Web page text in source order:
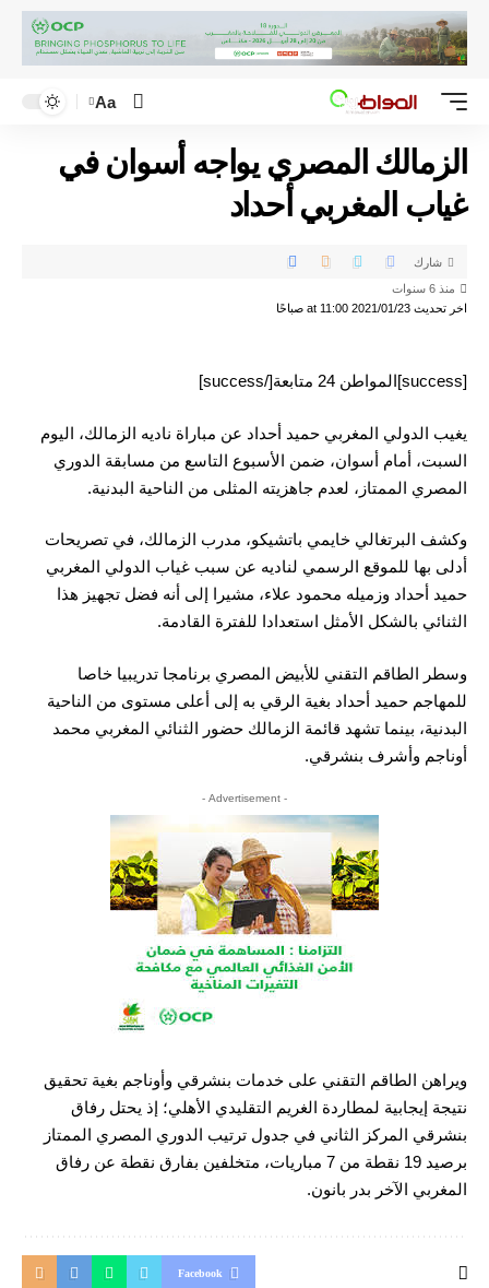
Aa
الزمالك المصري يواجه أسوان في
غياب المغربي أحداد
اخر تحديث 2021/01/23 at 11:00 صباحًا
منذ 6 سنوات
شارك
[success]المواطن 24 متابعة[/success]
يغيب الدولي المغربي حميد أحداد عن مباراة ناديه الزمالك، اليوم
السبت، أمام أسوان، ضمن الأسبوع التاسع من مسابقة الدوري
المصري الممتاز، لعدم جاهزيته المثلى من الناحية البدنية.
وكشف البرتغالي خايمي باتشيكو، مدرب الزمالك، في تصريحات
أدلى بها للموقع الرسمي لناديه عن سبب غياب الدولي المغربي
حميد أحداد وزميله محمود علاء، مشيرا إلى أنه فضل تجهيز هذا
الثنائي بالشكل الأمثل استعدادا للفترة القادمة.
وسطر الطاقم التقني للأبيض المصري برنامجا تدريبيا خاصا
للمهاجم حميد أحداد بغية الرقي به إلى أعلى مستوى من الناحية
البدنية، بينما تشهد قائمة الزمالك حضور الثنائي المغربي محمد
أوناجم وأشرف بنشرقي.
- Advertisement -
ويراهن الطاقم التقني على خدمات بنشرقي وأوناجم بغية تحقيق
نتيجة إيجابية لمطاردة الغريم التقليدي الأهلي؛ إذ يحتل رفاق
بنشرقي المركز الثاني في جدول ترتيب الدوري المصري الممتاز
برصيد 19 نقطة من 7 مباريات، متخلفين بفارق نقطة عن رفاق
المغربي الآخر بدر بانون.
Facebook